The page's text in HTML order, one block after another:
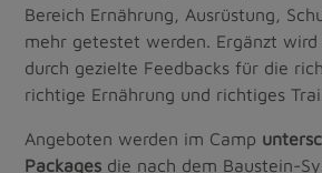
Bereich Ernährung, Ausrüstung,
mehr getestet werden. Ergänzt wird
durch gezielte Feedbacks für die
richtige Ernährung und richtiges
Angeboten werden im Camp
Packages die nach dem Baustein-